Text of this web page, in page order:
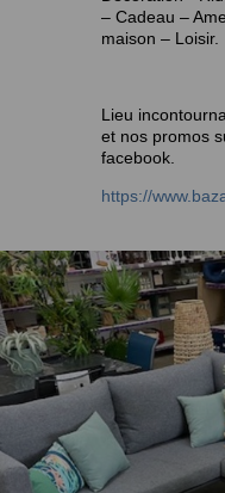
– Cadeau –
maison – Loisir.
Lieu
et nos promos
facebook.
https://